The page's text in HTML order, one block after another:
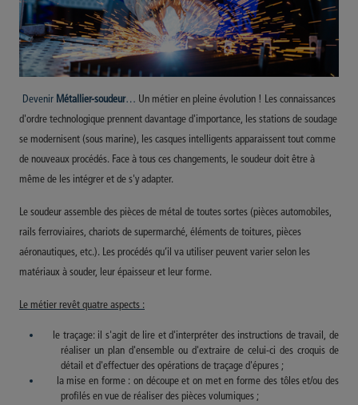
Devenir Métallier-soudeur… Un métier en pleine évolution ! Les connaissances
d'ordre technologique prennent davantage d'importance, les stations de soudage
se modernisent (sous marine), les casques intelligents apparaissent tout comme
de nouveaux procédés. Face à tous ces changements, le soudeur doit être à
même de les intégrer et de s'y adapter.
Le soudeur assemble des pièces de métal de toutes sortes (pièces automobiles,
rails ferroviaires, chariots de supermarché, éléments de toitures, pièces
aéronautiques, etc.). Les procédés qu’il va utiliser peuvent varier selon les
matériaux à souder, leur épaisseur et leur forme.
Le métier revêt quatre aspects :
le traçage: il s'agit de lire et d'interpréter des instructions de travail, de
réaliser un plan d'ensemble ou d'extraire de celui-ci des croquis de
détail et d'effectuer des opérations de traçage d'épures ;
la mise en forme : on découpe et on met en forme des tôles et/ou des
profilés en vue de réaliser des pièces volumiques ;